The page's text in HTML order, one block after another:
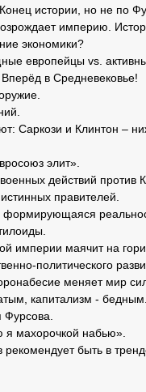
истории, но не по
империю.
экономики?
европейцы vs.
в Средневековье!
Саркози и Клинтон –
элит».
действий против
правителей.
формирующаяся
империи маячит на
политического
меняет мир
капитализм - бедным.
я махорочкой набью».
быть в